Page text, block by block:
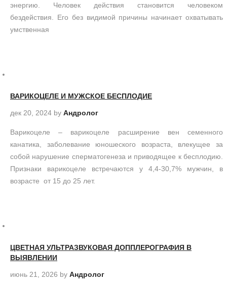
энергию. Человек действия становится человеком
бездействия. Его без видимой причины начинает охватывать
умственная
ВАРИКОЦЕЛЕ И МУЖСКОЕ БЕСПЛОДИЕ
дек 20, 2024 by Андролог
Варикоцеле – варикоцеле расширение вен семенного
канатика, заболевание юношеского возраста, влекущее за
собой нарушение сперматогенеза и приводящее к бесплодию.
Признаки варикоцеле встречаются у 4,4-30,7% мужчин, в
возрасте от 15 до 25 лет.
ЦВЕТНАЯ УЛЬТРАЗВУКОВАЯ ДОППЛЕРОГРАФИЯ В
ВЫЯВЛЕНИИ
июнь 21, 2026 by Андролог